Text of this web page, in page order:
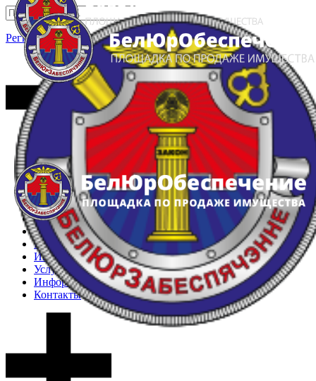
Регистрация Вход
Главная
Арестованное имущество
Реестр несостоявшихся торгов
Реестр переоценок
Частное имущество
Государственное имущество
Интернет-магазин
Интернет-витрина
Услуги
Информация
Контакты